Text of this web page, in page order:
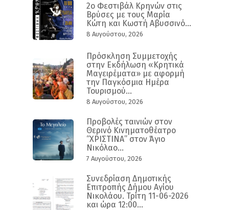
2ο Φεστιβάλ Κρηνών στις
Βρύσες με τους Μαρία
Κώτη και Κωστή Αβυσσινό...
8 Αυγούστου, 2026
Πρόσκληση Συμμετοχής
στην Εκδήλωση «Κρητικά
Μαγειρέματα» με αφορμή
την Παγκόσμια Ημέρα
Τουρισμού...
8 Αυγούστου, 2026
Προβολές ταινιών στον
Θερινό Κινηματοθέατρο
“ΧΡΙΣΤΙΝΑ” στον Άγιο
Νικόλαο...
7 Αυγούστου, 2026
Συνεδρίαση Δημοτικής
Επιτροπής Δήμου Αγίου
Νικολάου. Τρίτη 11-06-2026
και ώρα 12:00...